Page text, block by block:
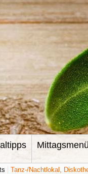
Tanz-/Nachtlokal,